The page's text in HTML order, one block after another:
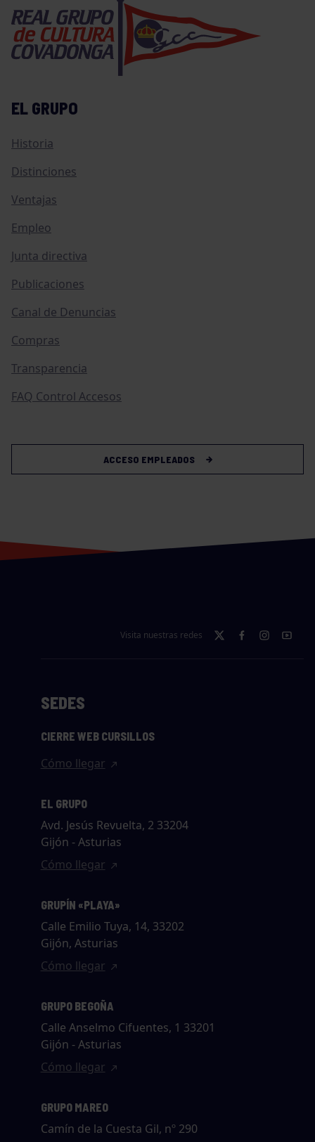
EL GRUPO
Historia
Distinciones
Ventajas
Empleo
Junta directiva
Publicaciones
Canal de Denuncias
Compras
Transparencia
FAQ Control Accesos
ACCESO EMPLEADOS
Visita nuestras redes
SEDES
CIERRE WEB CURSILLOS
Cómo llegar
EL GRUPO
Avd. Jesús Revuelta, 2 33204
Gijón - Asturias
Cómo llegar
GRUPÍN «PLAYA»
Calle Emilio Tuya, 14, 33202
Gijón, Asturias
Cómo llegar
GRUPO BEGOÑA
Calle Anselmo Cifuentes, 1 33201
Gijón - Asturias
Cómo llegar
GRUPO MAREO
Camín de la Cuesta Gil, nº 290